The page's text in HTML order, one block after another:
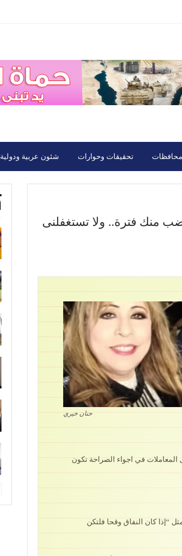
محافظات تحقيقات وحوارات شئون عربية ودولية
منك فترة.. ولا تستغفلنى
حنان خيري
المعاملات في اجواء الصراحة تكون
“إذا كان النفاق وقحا فلتكن